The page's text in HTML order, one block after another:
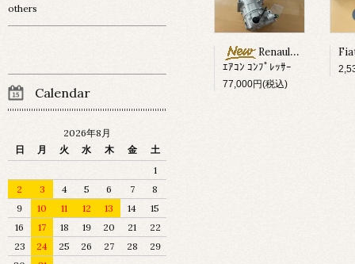
Renault Megane ?
ｴｱｺﾝ ｺﾝﾌﾟﾚｯｻｰ
77,000円(税込)
others
Calendar
2026年8月
日
月 火 水 木 金
土
1
2
3 4 5 6 7
8
9
10 11 12 13 14
15
16
17 18 19 20 21
22
23
24 25 26 27 28
29